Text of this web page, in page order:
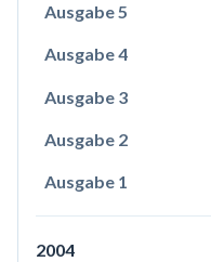
Ausgabe 5
Ausgabe 4
Ausgabe 3
Ausgabe 2
Ausgabe 1
2004